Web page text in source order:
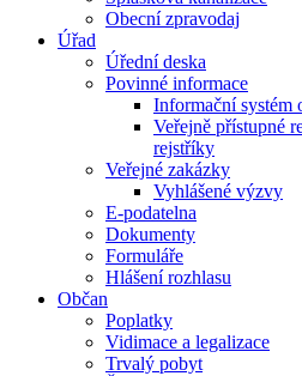
Obecní zpravodaj
Úřad
Úřední deska
Povinné informace
Informační systém
Veřejně přístupné
rejstříky
Veřejné zakázky
Vyhlášené výzvy
E-podatelna
Dokumenty
Formuláře
Hlášení rozhlasu
Občan
Poplatky
Vidimace a legalizace
Trvalý pobyt